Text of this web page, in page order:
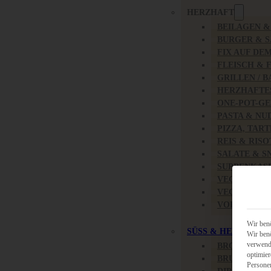
HERZHAFT
SALATE &
SÜSS & HERZHAFT
BRUNCH &
Wir
Wir